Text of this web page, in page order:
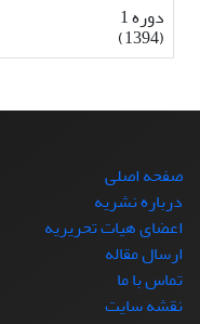
دوره 1
(1394)
صفحه اصلی
درباره نشریه
اعضای هیات تحریریه
ارسال مقاله
تماس با ما
نقشه سایت